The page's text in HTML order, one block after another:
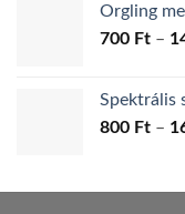
Orgling
700 Ft –
Spektrális
800 Ft –